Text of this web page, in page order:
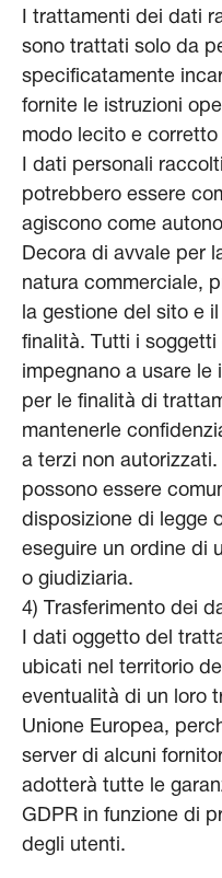
I trattamenti dei dati
sono trattati solo da
specificatamente
fornite le istruzioni
modo lecito e
I dati personali
potrebbero essere
agiscono come
Decora di avvale per
natura commerciale,
la gestione del sito e
finalità. Tutti i
impegnano a usare le
per le finalità di
mantenerle
a terzi non
possono essere
disposizione di legge
eseguire un ordine di
o giudiziaria.
4) Trasferimento dei
I dati oggetto del
ubicati nel territorio
eventualità di un loro
Unione Europea,
server di alcuni
adotterà tutte le
GDPR in funzione di
degli utenti.